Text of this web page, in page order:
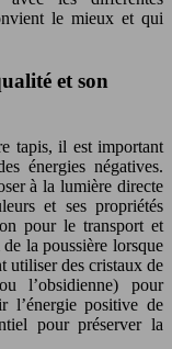
le mieux et qui
et son
tapis, il est important
énergies négatives.
à la lumière directe
et ses propriétés
pour le transport et
la poussière lorsque
utiliser des cristaux de
l’obsidienne) pour
l’énergie positive de
pour préserver la